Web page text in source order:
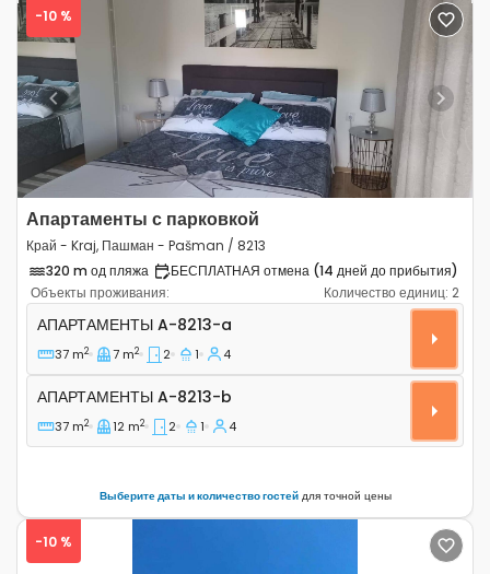
Previous Next
-10 %
Апартаменты с парковкой
Край - Kraj, Пашман - Pašman / 8213
320 m од пляжа
БЕСПЛАТНАЯ отмена (14 дней до прибытия)
Объекты проживания:
Количество единиц: 2
Двухкомнатные апартаменты Край - Kraj, Пашман -
АПАРТАМЕНТЫ A-8213-a
37 m2 7 m2 2 1 4
Апартаменты A-8213-b
АПАРТАМЕНТЫ A-8213-b
37 m2 12 m2 2 1 4
Выберите даты и количество гостейдля точной цены
-10 %